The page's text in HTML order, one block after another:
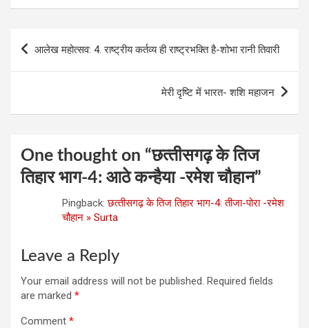
o
n
g A
p
p
आलेख महोत्‍सव: 4. राष्ट्रीय कर्तव्य ही राष्ट्रभक्ति है-शोभा रानी तिवारी
मेरी दृष्टि में भारत- शशि महाजन
One thought on “छत्‍तीसगढ़ के तिज
तिहार भाग-4: आठे कन्‍हैया -रमेश चौहान”
Pingback:छत्‍तीसगढ़ के तिज तिहार भाग-4: तीजा-पोरा -रमेश
चौहान » Surta
Leave a Reply
Your email address will not be published. Required fields
are marked *
Comment *